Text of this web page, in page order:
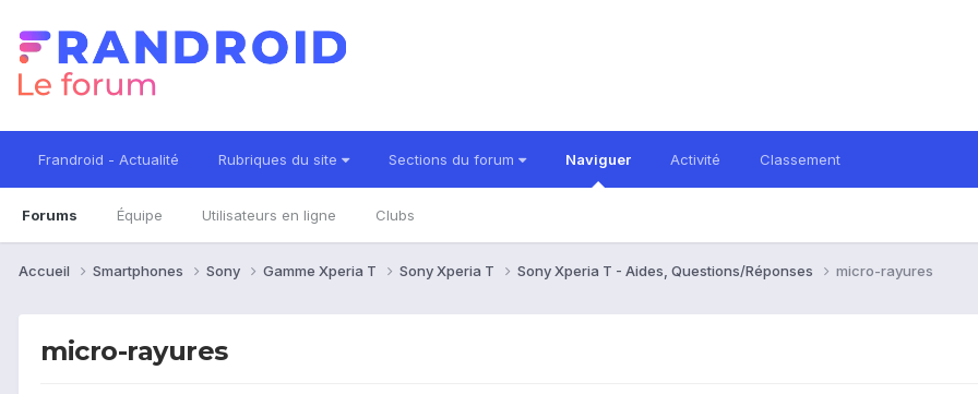
Frandroid - Actualité Rubriques du site Sections du forum Naviguer
Forums Équipe Utilisateurs en ligne Clubs
Activité Classement
Accueil Smartphones Sony Gamme Xperia T Sony Xperia T Sony Xperia T - Aides, Questions/Réponses micro-rayures
micro-rayures